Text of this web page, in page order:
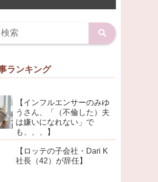
ランキング
【インフルエンサーのみゆ
うさん、「（不倫した）夫
は嫌いになれない」で
も、、、】
【ロッテの子会社・Dari K
社長（42）が辞任】